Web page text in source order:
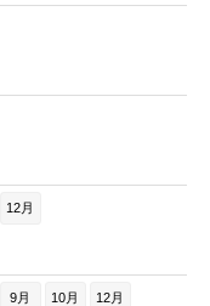
12月
9月 10月 12月